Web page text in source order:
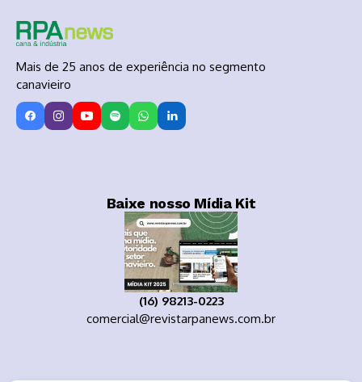
Mais de 25 anos de experiência no segmento
canavieiro
Baixe nosso Mídia Kit
(16) 98213-0223
comercial@revistarpanews.com.br